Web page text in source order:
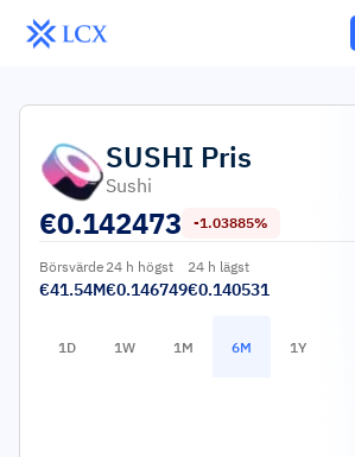
SUSHI Pris
Sushi
€0.142473 -1.03885%
Börsvärde
€41.54M
24 h högst
€0.146749
24 h lägst
€0.140531
1D 1W 1M 6M 1Y